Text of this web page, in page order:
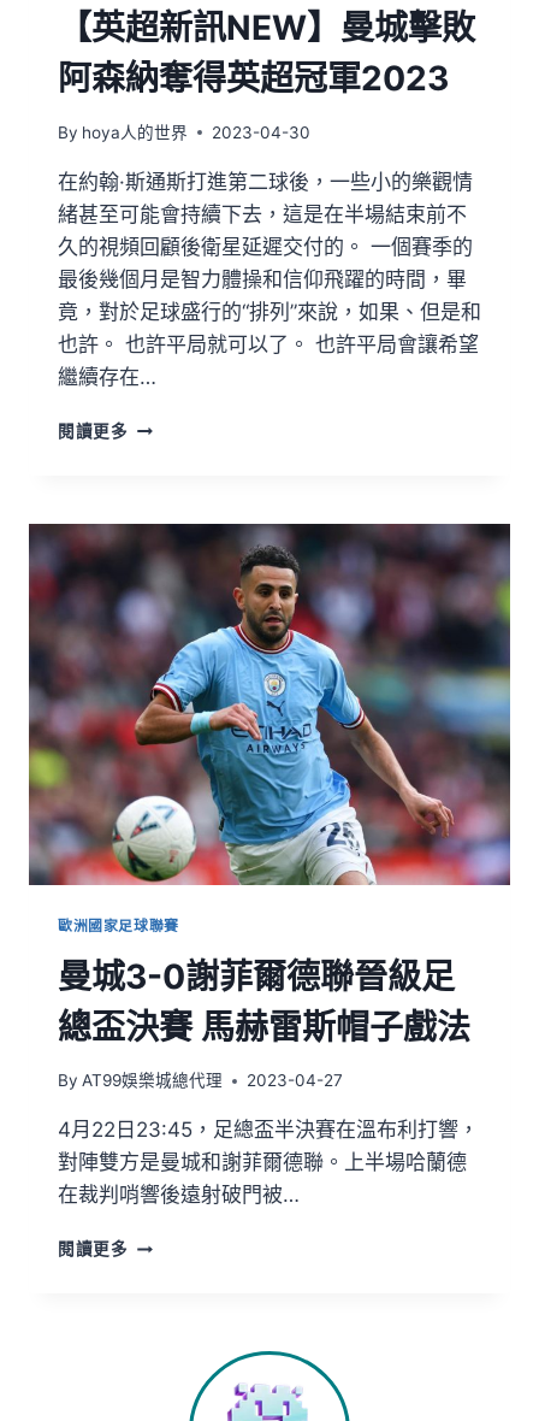
【英超新訊NEW】曼城擊敗
阿森納奪得英超冠軍2023
By hoya人的世界 2023-04-30
在約翰·斯通斯打進第二球後，一些小的樂觀情
緒甚至可能會持續下去，這是在半場結束前不
久的視頻回顧後衛星延遲交付的。 一個賽季的
最後幾個月是智力體操和信仰飛躍的時間，畢
竟，對於足球盛行的“排列”來說，如果、但是和
也許。 也許平局就可以了。 也許平局會讓希望
繼續存在…
閱讀更多
歐洲國家足球聯賽
曼城3-0謝菲爾德聯晉級足
總盃決賽 馬赫雷斯帽子戲法
By AT99娛樂城總代理 2023-04-27
4月22日23:45，足總盃半決賽在溫布利打響，
對陣雙方是曼城和謝菲爾德聯。上半場哈蘭德
在裁判哨響後遠射破門被…
閱讀更多